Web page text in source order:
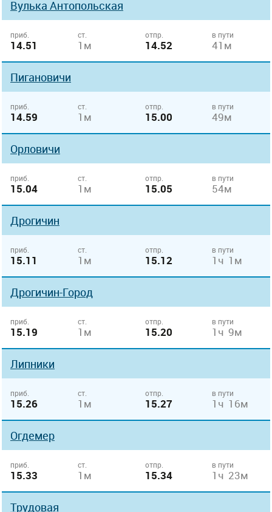
Вулька Антопольская
приб.
14.51
ст.
1м
отпр.
14.52
в пути
41м
Пигановичи
приб.
14.59
ст.
1м
отпр.
15.00
в пути
49м
Орловичи
приб.
15.04
ст.
1м
отпр.
15.05
в пути
54м
Дрогичин
приб.
15.11
ст.
1м
отпр.
15.12
в пути
1ч 1м
Дрогичин-Город
приб.
15.19
ст.
1м
отпр.
15.20
в пути
1ч 9м
Липники
приб.
15.26
ст.
1м
отпр.
15.27
в пути
1ч 16м
Огдемер
приб.
15.33
ст.
1м
отпр.
15.34
в пути
1ч 23м
Трудовая